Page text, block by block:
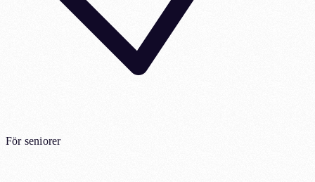
För seniorer